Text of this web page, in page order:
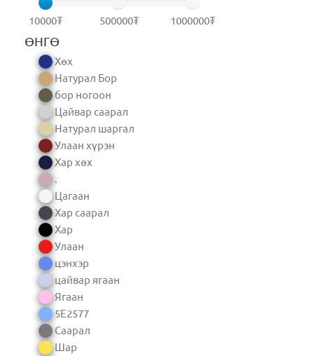
10000₮ 500000₮ 1000000₮
ӨНГӨ
Хөх
Натурал Бор
бор ногоон
Цайвар саарал
Натурал шаргал
Улаан хүрэн
Хар хөх
.
Цагаан
Хар саарал
Хар
Улаан
цэнхэр
цайвар ягаан
Ягаан
5E2577
Саарал
Шар